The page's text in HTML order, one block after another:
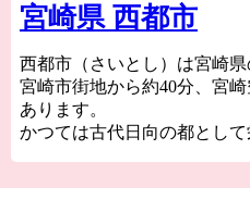
宮崎県 西都市
西都市（さいとし）は宮崎
宮崎市街地から約40分、宮
あります。
かつては古代日向の都とし